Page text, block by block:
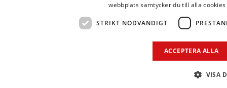
webbplats samtycker du till alla
STRIKT NÖDVÄNDIGT
ACCEPTERA ALLA
VISA